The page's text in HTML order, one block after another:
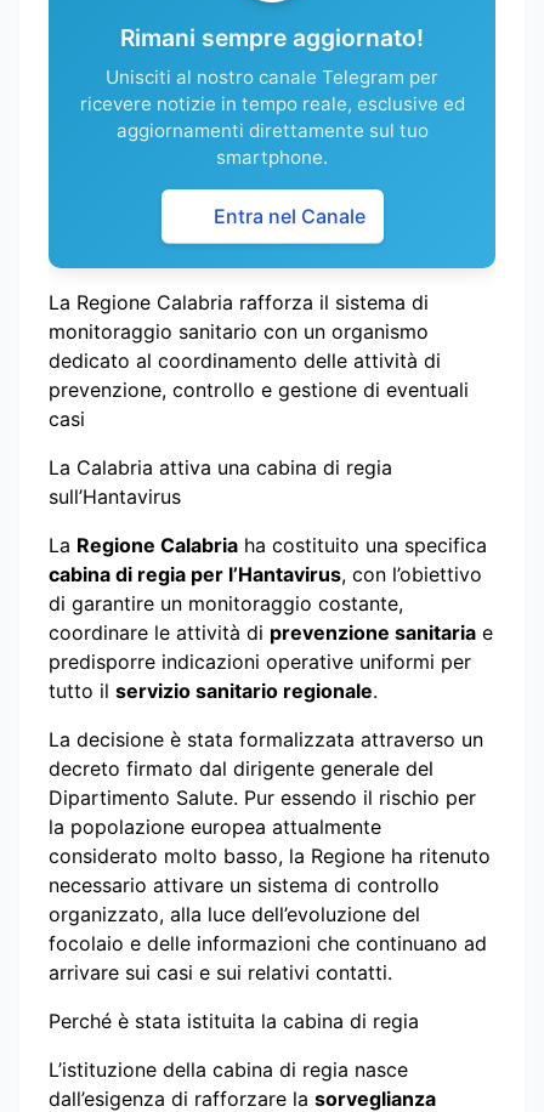
Rimani sempre aggiornato!
Unisciti al nostro canale Telegram per
ricevere notizie in tempo reale, esclusive ed
aggiornamenti direttamente sul tuo
smartphone.
Entra nel Canale
La Regione Calabria rafforza il sistema di
monitoraggio sanitario con un organismo
dedicato al coordinamento delle attività di
prevenzione, controllo e gestione di eventuali
casi
La Calabria attiva una cabina di regia
sull’Hantavirus
La Regione Calabria ha costituito una specifica
cabina di regia per l’Hantavirus, con l’obiettivo
di garantire un monitoraggio costante,
coordinare le attività di prevenzione sanitaria e
predisporre indicazioni operative uniformi per
tutto il servizio sanitario regionale.
La decisione è stata formalizzata attraverso un
decreto firmato dal dirigente generale del
Dipartimento Salute. Pur essendo il rischio per
la popolazione europea attualmente
considerato molto basso, la Regione ha ritenuto
necessario attivare un sistema di controllo
organizzato, alla luce dell’evoluzione del
focolaio e delle informazioni che continuano ad
arrivare sui casi e sui relativi contatti.
Perché è stata istituita la cabina di regia
L’istituzione della cabina di regia nasce
dall’esigenza di rafforzare la sorveglianza